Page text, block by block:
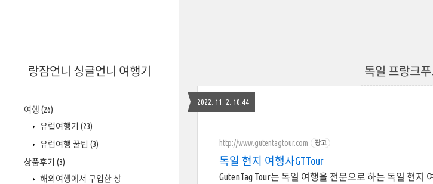
랑잠언니 싱글언니 여행기
여행 (26)
유럽여행기 (23)
유럽여행 꿀팁 (3)
상품후기 (3)
해외여행에서 구입한 상
독일 프랑크
2022. 11. 2. 10:44
http://www.gutentagtour.com 광고
독일 현지 여행사GTTour
GutenTag Tour는 독일 여행을 전문으로 하는 독일 현지